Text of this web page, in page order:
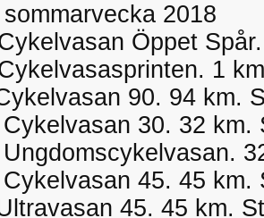
2018
Öppet
1
90. 94 km.
30. 32 km.
45. 45 km.
45. 45 km.